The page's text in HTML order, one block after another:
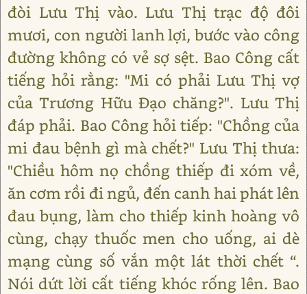
đòi Lưu Thị vào. Lưu Thị trạc độ đôi
mươi, con người lanh lợi, bước vào công
đường không có vẻ sợ sệt. Bao Công cất
tiếng hỏi rằng: "Mi có phải Lưu Thị vợ
của Trương Hữu Đạo chăng?". Lưu Thị
đáp phải. Bao Công hỏi tiếp: "Chồng của
mi đau bệnh gì mà chết?" Lưu Thị thưa:
"Chiều hôm nọ chồng thiếp đi xóm về,
ăn cơm rồi đi ngủ, đến canh hai phát lên
đau bụng, làm cho thiếp kinh hoàng vô
cùng, chạy thuốc men cho uống, ai dè
mạng cùng số vắn một lát thời chết “.
Nói dứt lời cất tiếng khóc rống lên. Bao